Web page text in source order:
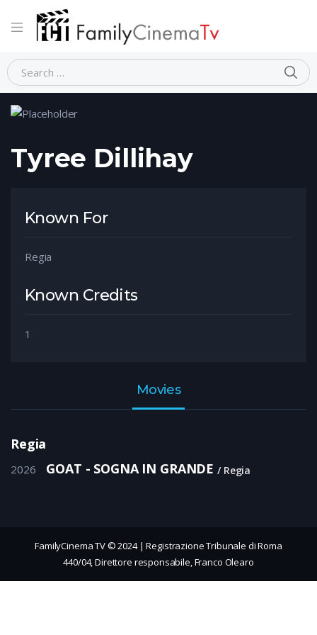
Home Person Tyree Dillihay
Tyree Dillihay
Known For
Regia
Known Credits
1
Movies
Regia
2026 GOAT - SOGNA IN GRANDE Regia
FamilyCinema TV © 2024 | Registrazione Tribunale di Roma
440/04, Direttore responsabile, Franco Olearo